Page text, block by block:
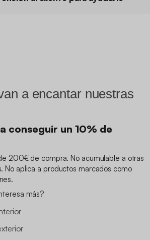
a encantar nuestras
conseguir un 10% de
200€ de compra. No acumulable a otras
No aplica a productos marcados como
más?